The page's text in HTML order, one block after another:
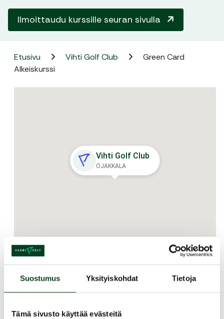
Suostumus Yksityiskohdat Tietoja
Tämä sivusto käyttää evästeitä
Ilmoittaudu kurssille seuran sivulla
Etusivu Vihti Golf Club
Green Card
Alkeiskurssi
Vihti Golf Club
OJAKKALA
Jaa kurssi kaverille
Siirry takaisin hakuun